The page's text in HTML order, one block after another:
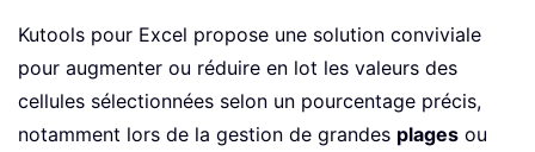
Kutools pour Excel propose une solution conviviale
pour augmenter ou réduire en lot les valeurs des
cellules sélectionnées selon un pourcentage précis,
notamment lors de la gestion de grandes plages ou